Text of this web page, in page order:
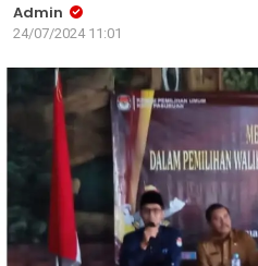
Admin
24/07/2024 11:01